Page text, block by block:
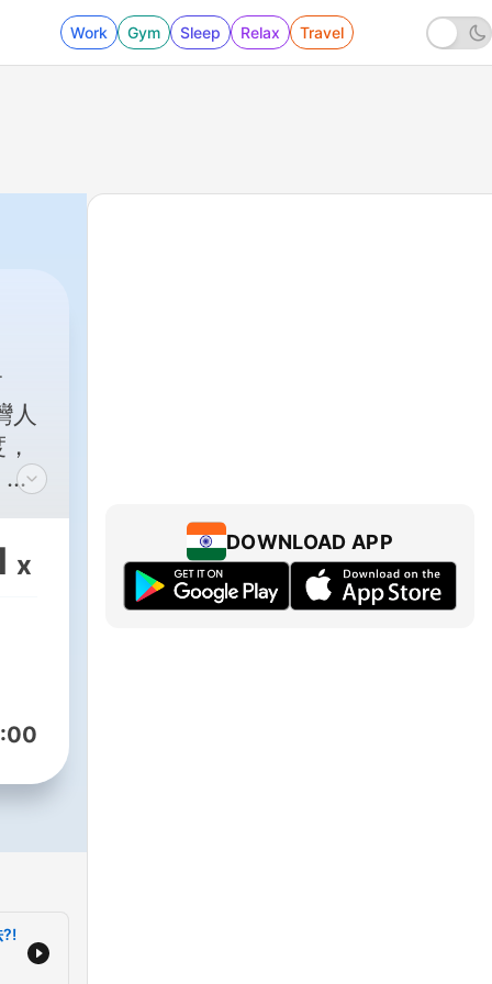
Work Gym Sleep Relax Travel
國
中
x
?!
DOWNLOAD APP